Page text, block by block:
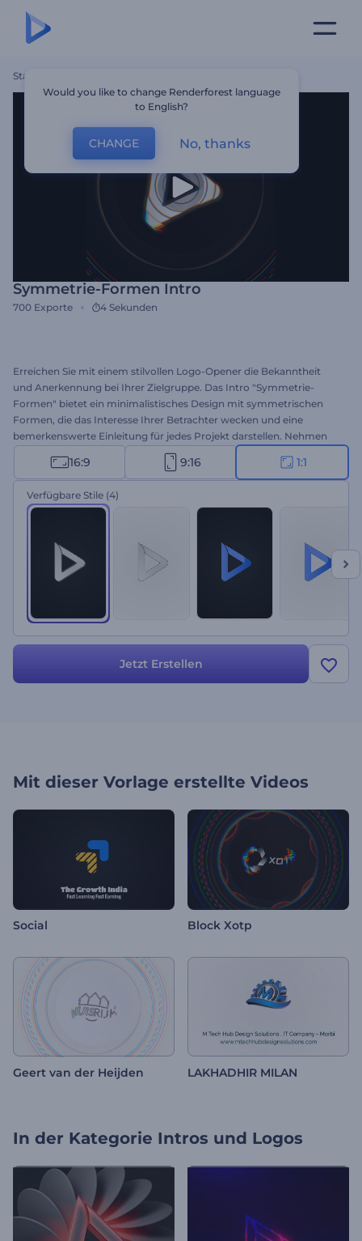
Startseite
Symmetrie-Formen Intro
700 Exporte 4 Sekunden
Erreichen Sie mit einem stilvollen Logo-Opener die Bekanntheit
und Anerkennung bei Ihrer Zielgruppe. Das Intro "Symmetrie-
Formen" bietet ein minimalistisches Design mit symmetrischen
Formen, die das Interesse Ihrer Betrachter wecken und eine
bemerkenswerte Einleitung für jedes Projekt darstellen. Nehmen
Sie sich die Zeit, Ihren Firmennamen einzugeben, schreiben Sie Ihre
Tagline oder Ihren Slogan, laden Sie Ihr Logo hoch und warten Sie
ein paar Minuten, um eine hochauflösende Logoanimation zu
erhalten. Nutzen Sie es, um neue Produkte oder
16:9 9:16 1:1
Verfügbare Stile (4)
Jetzt Erstellen
Mit dieser Vorlage erstellte Videos
Social Block Xotp
Geert van der Heijden LAKHADHIR MILAN
In der Kategorie Intros und Logos
Would you like to change Renderforest language
to English?
CHANGE No, thanks